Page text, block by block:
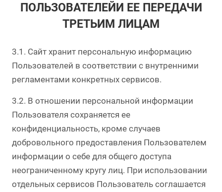
ПОЛЬЗОВАТЕЛЕЙИ ЕЕ ПЕРЕДАЧИ
ТРЕТЬИМ ЛИЦАМ
3.1. Сайт хранит персональную информацию
Пользователей в соответствии с внутренними
регламентами конкретных сервисов.
3.2. В отношении персональной информации
Пользователя сохраняется ее
конфиденциальность, кроме случаев
добровольного предоставления Пользователем
информации о себе для общего доступа
неограниченному кругу лиц. При использовании
отдельных сервисов Пользователь соглашается